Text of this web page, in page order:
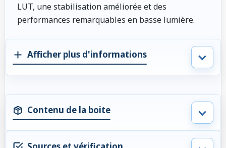
LUT, une stabilisation améliorée et des
performances remarquables en basse lumière.
Afficher plus d'informations
Contenu de la boite